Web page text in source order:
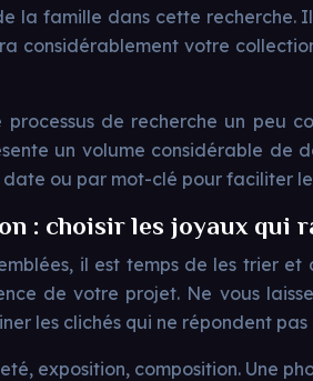
la famille dans cette recherche.
considérablement votre
processus de recherche un peu
un volume considérable de
ou par mot-clé pour faciliter le
: choisir les joyaux qui
il est temps de les trier
de votre projet. Ne vous
les clichés qui ne répondent
exposition, composition. Une